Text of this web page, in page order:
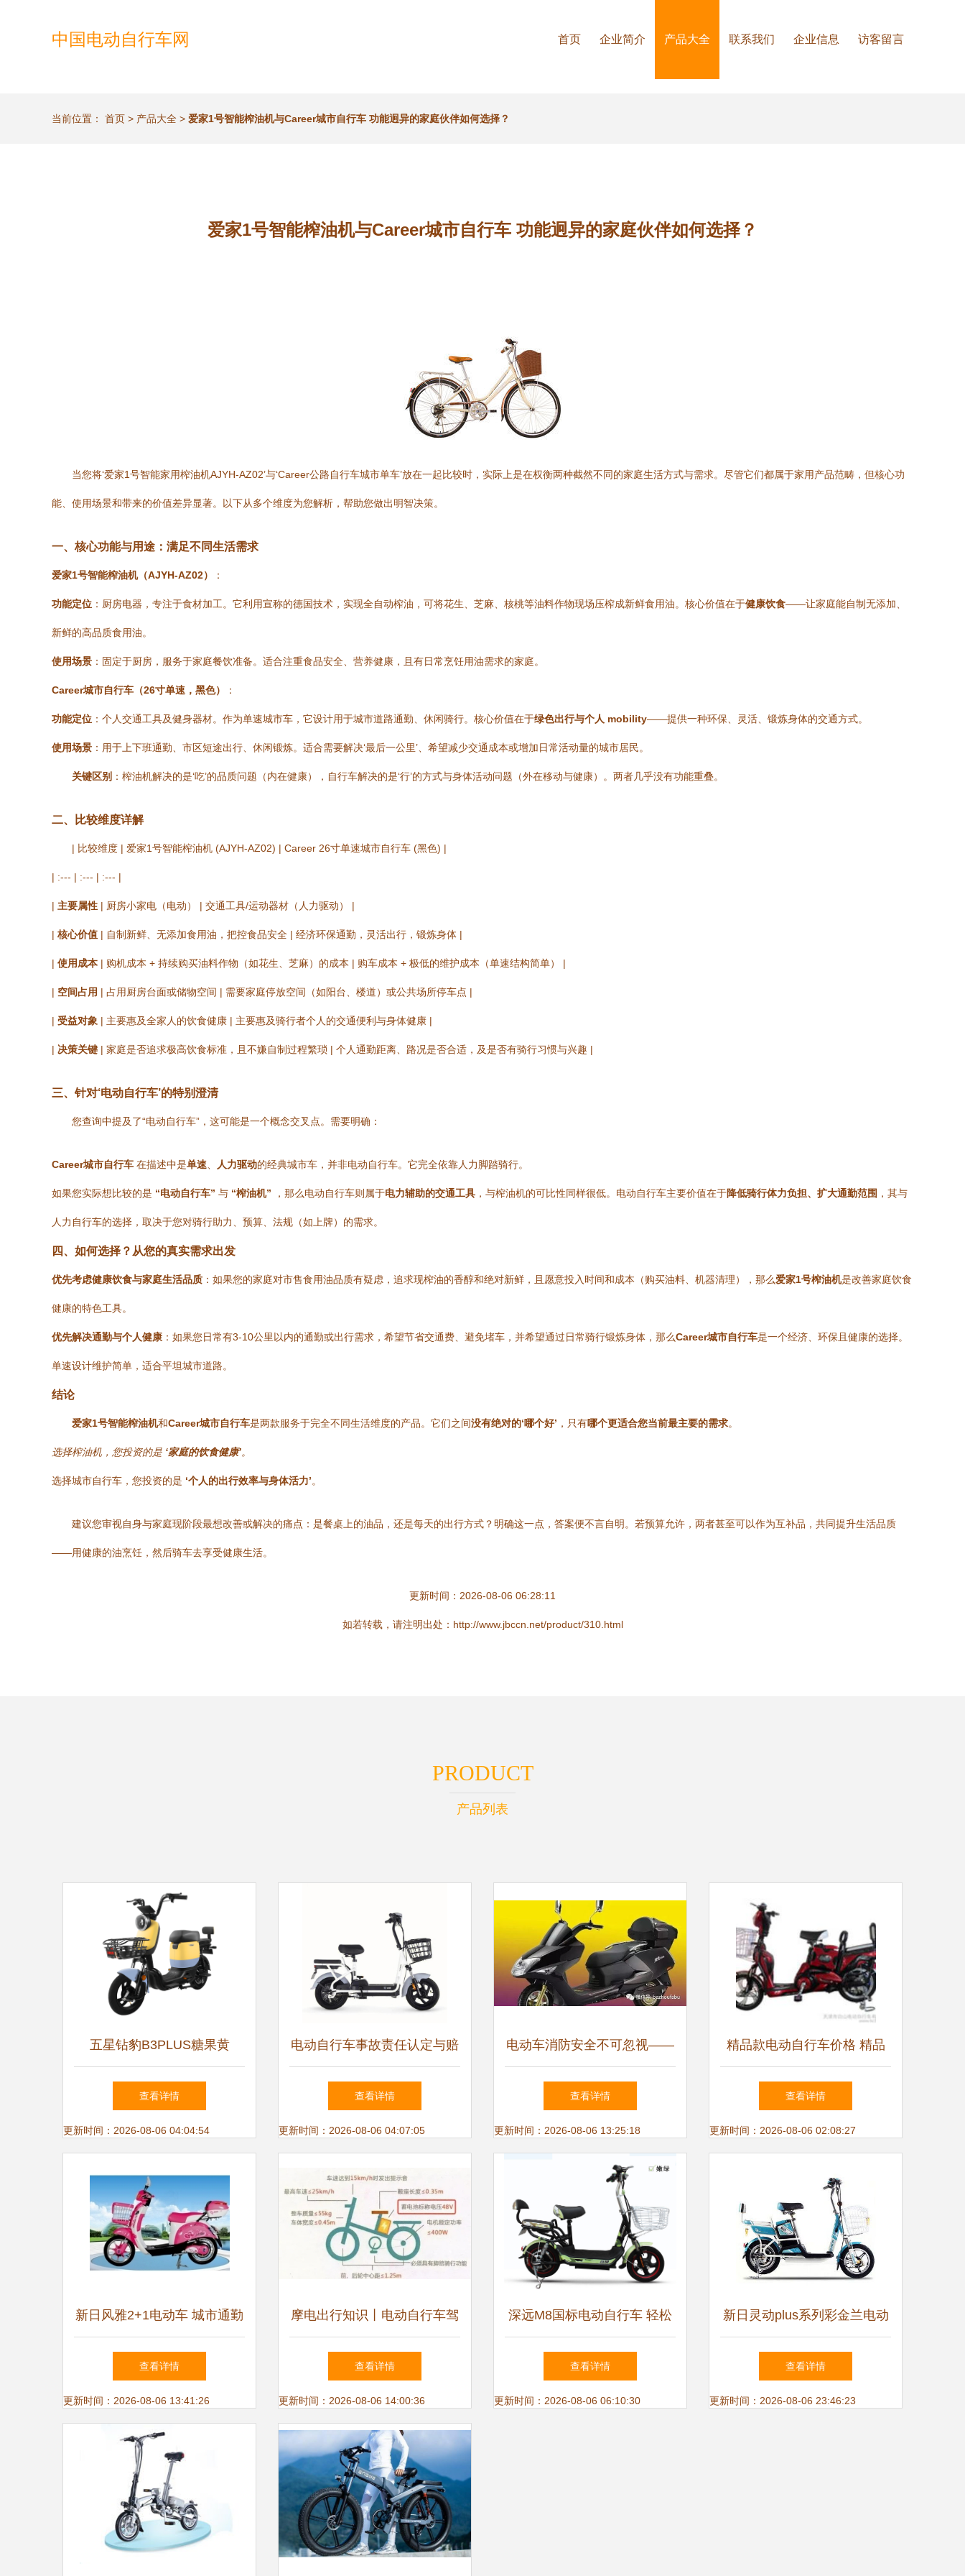
中国电动自行车网 首页 企业简介 产品大全 联系我们 企业信息 访客留言
当前位置： 首页 > 产品大全 > 爱家1号智能榨油机与Career城市自行车 功能迥异的家庭伙伴如何选择？
爱家1号智能榨油机与Career城市自行车 功能迥异的家庭伙伴如何选择？
当您将‘爱家1号智能家用榨油机AJYH-AZ02’与‘Career公路自行车城市单车’放在一起比较时，实际上是在权衡两种截然不同的家庭生活方式与需求。尽管它们都属于家用产品范畴，但核心功
能、使用场景和带来的价值差异显著。以下从多个维度为您解析，帮助您做出明智决策。
一、核心功能与用途：满足不同生活需求
爱家1号智能榨油机（AJYH-AZ02） ：
功能定位 ：厨房电器，专注于食材加工。它利用宣称的德国技术，实现全自动榨油，可将花生、芝麻、核桃等油料作物现场压榨成新鲜食用油。核心价值在于健康饮食——让家庭能自制无添加、
新鲜的高品质食用油。
使用场景 ：固定于厨房，服务于家庭餐饮准备。适合注重食品安全、营养健康，且有日常烹饪用油需求的家庭。
Career城市自行车（26寸单速，黑色） ：
功能定位 ：个人交通工具及健身器材。作为单速城市车，它设计用于城市道路通勤、休闲骑行。核心价值在于绿色出行与个人 mobility——提供一种环保、灵活、锻炼身体的交通方式。
使用场景 ：用于上下班通勤、市区短途出行、休闲锻炼。适合需要解决‘最后一公里’、希望减少交通成本或增加日常活动量的城市居民。
关键区别 ：榨油机解决的是‘吃’的品质问题（内在健康），自行车解决的是‘行’的方式与身体活动问题（外在移动与健康）。两者几乎没有功能重叠。
二、比较维度详解
| 比较维度 | 爱家1号智能榨油机 (AJYH-AZ02) | Career 26寸单速城市自行车 (黑色) |
| :--- | :--- | :--- |
| 主要属性 | 厨房小家电（电动） | 交通工具/运动器材（人力驱动） |
| 核心价值 | 自制新鲜、无添加食用油，把控食品安全 | 经济环保通勤，灵活出行，锻炼身体 |
| 使用成本| 购机成本 + 持续购买油料作物（如花生、芝麻）的成本 | 购车成本 + 极低的维护成本（单速结构简单） |
| 空间占用 | 占用厨房台面或储物空间 | 需要家庭停放空间（如阳台、楼道）或公共场所停车点 |
| 受益对象 | 主要惠及全家人的饮食健康 | 主要惠及骑行者个人的交通便利与身体健康 |
| 决策关键 | 家庭是否追求极高饮食标准，且不嫌自制过程繁琐 | 个人通勤距离、路况是否合适，及是否有骑行习惯与兴趣 |
三、针对‘电动自行车’的特别澄清
您查询中提及了“电动自行车”，这可能是一个概念交叉点。需要明确：
Career城市自行车 在描述中是单速 人力驱动的经典城市车，并非电动自行车。它完全依靠人力脚踏骑行。
如果您实际想比较的是 “电动自行车” 与 “榨油机” ，那么电动自行车则属于电力辅助的交通工具 ，与榨油机的可比性同样很低。电动自行车主要价值在于降低骑行体力负担、扩大通勤范围 ，其与
人力自行车的选择，取决于您对骑行助力、预算、法规（如上牌）的需求。
四、如何选择？从您的真实需求出发
优先考虑健康饮食与家庭生活品质 ：如果您的家庭对市售食用油品质有疑虑，追求现榨油的香醇和绝对新鲜，且愿意投入时间和成本（购买油料、机器清理），那么爱家1号榨油机是改善家庭饮食
健康的特色工具。
优先解决通勤与个人健康 ：如果您日常有3-10公里以内的通勤或出行需求，希望节省交通费、避免堵车，并希望通过日常骑行锻炼身体，那么Career城市自行车是一个经济、环保且健康的选择。
单速设计维护简单，适合平坦城市道路。
结论
爱家1号智能榨油机和Career城市自行车是两款服务于完全不同生活维度的产品。它们之间没有绝对的‘哪个好’ ，只有哪个更适合您当前最主要的需求。
选择榨油机，您投资的是 ‘家庭的饮食健康’。
选择城市自行车，您投资的是 ‘个人的出行效率与身体活力’。
建议您审视自身与家庭现阶段最想改善或解决的痛点：是餐桌上的油品，还是每天的出行方式？明确这一点，答案便不言自明。若预算允许，两者甚至可以作为互补品，共同提升生活品质
——用健康的油烹饪，然后骑车去享受健康生活。
更新时间：2026-08-06 06:28:11
如若转载，请注明出处：http://www.jbccn.net/product/310.html
PRODUCT
产品列表
五星钻豹B3PLUS糖果黄
48V24AH锂电池电动自行车
的都市通勤新选择
查看详情
更新时间：2026-08-06 04:04:54
电动自行车事故责任认定与赔
偿指南
查看详情
更新时间：2026-08-06 04:07:05
电动车消防安全不可忽视——
电动自行车篇
查看详情
更新时间：2026-08-06 13:25:18
精品款电动自行车价格 精品
款电动自行车批发 精品款电
动自行车厂家
查看详情
更新时间：2026-08-06 02:08:27
新日风雅2+1电动车 城市通勤
的优雅之选
查看详情
更新时间：2026-08-06 13:41:26
摩电出行知识丨电动自行车驾
驶员请注意，这几点你必须知
道！
查看详情
更新时间：2026-08-06 14:00:36
深远M8国标电动自行车 轻松
提车，开启无界出行新体验
查看详情
更新时间：2026-08-06 06:10:30
新日灵动plus系列彩金兰电动
自行车 轻便出行的时尚之选
查看详情
更新时间：2026-08-06 23:46:23